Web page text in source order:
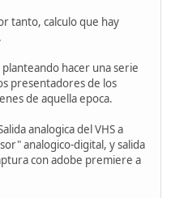
tanto, calculo que hay
hacer una serie
presentadores de los
de aquella epoca.
analogica del VHS a
analogico-digital, y salida
con adobe premiere a